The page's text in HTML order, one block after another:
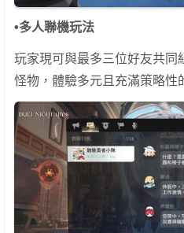
•多人聯機玩法
玩家現可與最多三位好友共同
怪物，體驗多元且充滿策略性